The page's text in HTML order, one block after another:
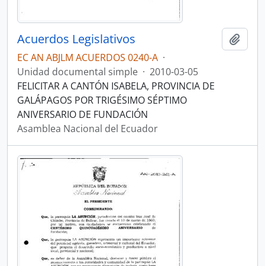
Acuerdos Legislativos
EC AN ABJLM ACUERDOS 0240-A ·
Unidad documental simple · 2010-03-05
FELICITAR A CANTÓN ISABELA, PROVINCIA DE
GALÁPAGOS POR TRIGÉSIMO SÉPTIMO
ANIVERSARIO DE FUNDACIÓN
Asamblea Nacional del Ecuador